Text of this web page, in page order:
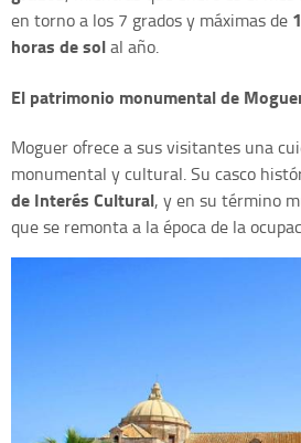
en torno a los 7 grados y máximas de
horas de solal año.
El patrimonio monumental de
Moguer ofrece a sus visitantes una
monumental y cultural. Su casco
de Interés Cultural, y en su término
que se remonta a la época de la